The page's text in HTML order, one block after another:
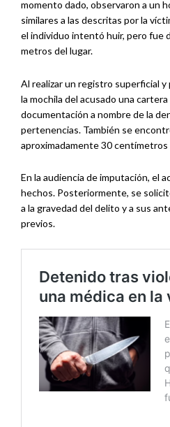
momento dado, observaron a un
similares a las descritas por la
el individuo intentó huir, pero fue
metros del lugar.
Al realizar un registro superficial
la mochila del acusado una
documentación a nombre de la
pertenencias. También se
aproximadamente 30 centímetros
En la audiencia de imputación, el
hechos. Posteriormente, se
a la gravedad del delito y a sus
previos.